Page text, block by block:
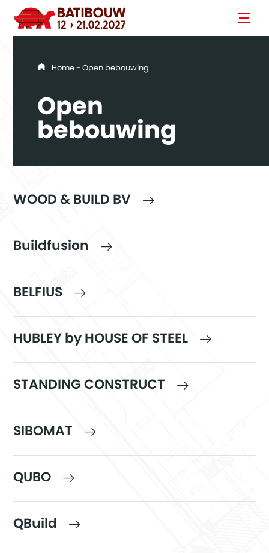
You are here
Home- Open bebouwing
Open
bebouwing
WOOD & BUILD BV
Buildfusion
BELFIUS
HUBLEY by HOUSE OF STEEL
STANDING CONSTRUCT
SIBOMAT
QUBO
QBuild